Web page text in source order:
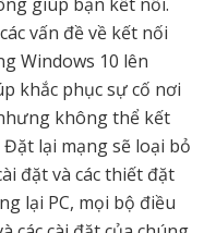
vấn đề về kết nối
Windows 10 lên
khắc phục sự cố nơi
không thể kết
lại mạng sẽ loại bỏ
đặt và các thiết đặt
lại PC, mọi bộ điều